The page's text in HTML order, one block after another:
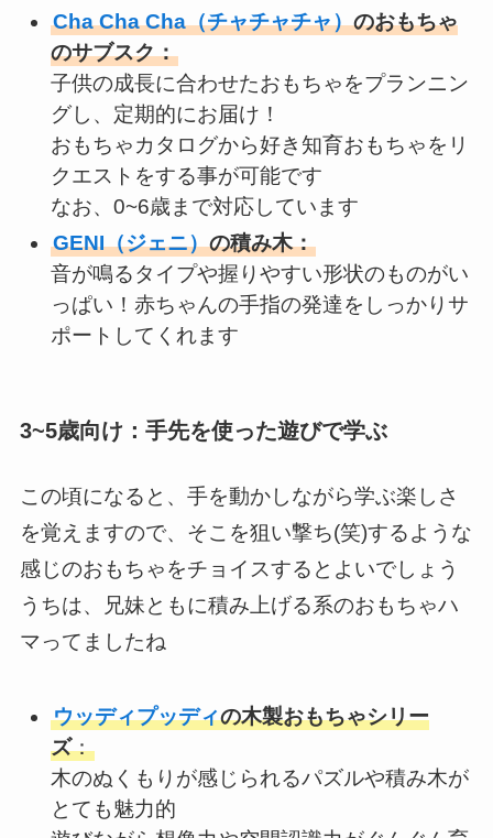
Cha Cha Cha（チャチャチャ）のおもちゃ
のサブスク：
子供の成長に合わせたおもちゃをプランニン
グし、定期的にお届け！
おもちゃカタログから好き知育おもちゃをリ
クエストをする事が可能です
なお、0~6歳まで対応しています
GENI（ジェニ）の積み木：
音が鳴るタイプや握りやすい形状のものがい
っぱい！赤ちゃんの手指の発達をしっかりサ
ポートしてくれます
3~5歳向け：手先を使った遊びで学ぶ
この頃になると、手を動かしながら学ぶ楽しさ
を覚えますので、そこを狙い撃ち(笑)するような
感じのおもちゃをチョイスするとよいでしょう
うちは、兄妹ともに積み上げる系のおもちゃハ
マってましたね
ウッディプッディの木製おもちゃシリー
ズ：
木のぬくもりが感じられるパズルや積み木が
とても魅力的